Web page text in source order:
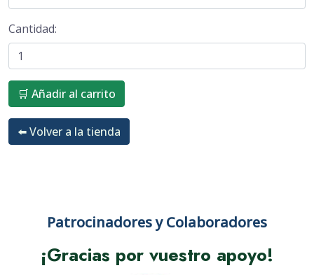
Cantidad:
🛒 Añadir al carrito
⬅️ Volver a la tienda
Patrocinadores y Colaboradores
¡Gracias por vuestro apoyo!